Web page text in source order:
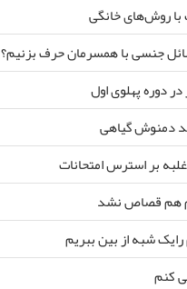
روش‌های خانگی
جنسی با همسرمان حرف بزنیم؟
دوره پهلوی اول
دمنوش گیاهی
بر استرس امتحانات
هم قصاص نشد
شبه از بین ببریم
کنم